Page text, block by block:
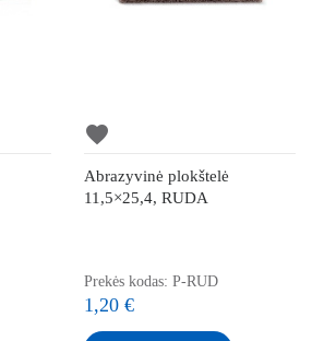
favorite
Abrazyvinė plokštelė
11,5×25,4, RUDA
Prekės kodas: P-RUD
1,20 €